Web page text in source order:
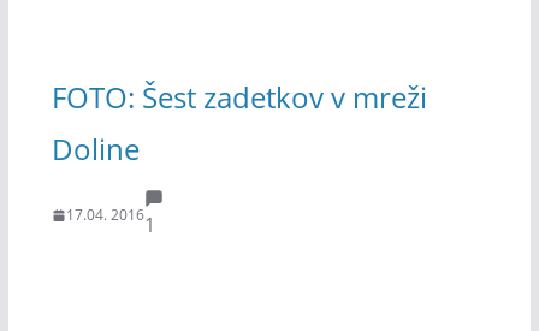
FOTO: Šest zadetkov v mreži
Doline
17.04. 20161